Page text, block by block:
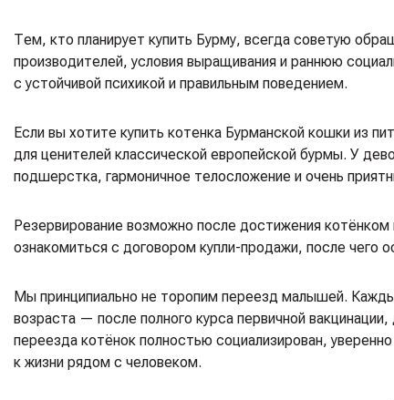
Тем, кто планирует купить Бурму, всегда советую
производителей, условия выращивания и раннюю
с устойчивой психикой и правильным поведением.
Если вы хотите купить котенка Бурманской кошки из
для ценителей классической европейской бурмы. У
подшерстка, гармоничное телосложение и очень
Резервирование возможно после достижения
ознакомиться с договором купли-продажи, после чего
Мы принципиально не торопим переезд малышей.
возраста — после полного курса первичной
переезда котёнок полностью социализирован,
к жизни рядом с человеком.